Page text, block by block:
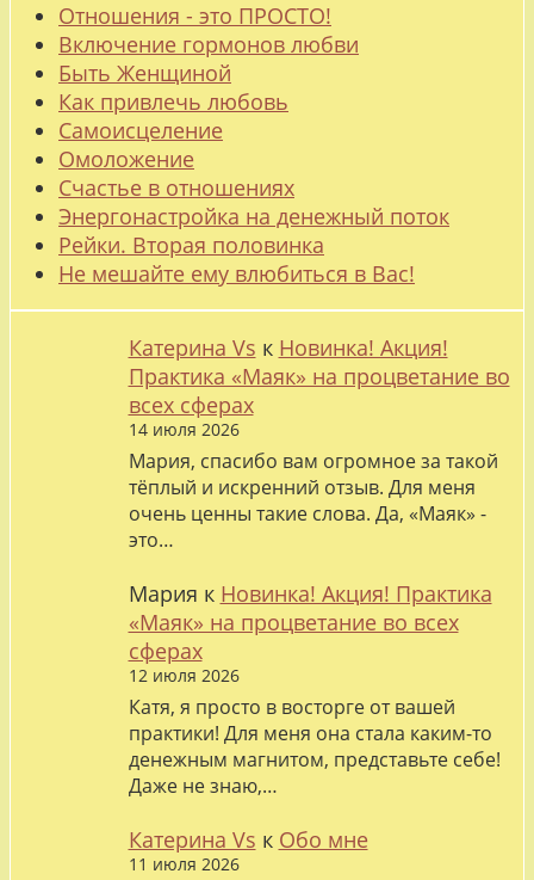
Отношения - это ПРОСТО!
Включение гормонов любви
Быть Женщиной
Как привлечь любовь
Самоисцеление
Омоложение
Счастье в отношениях
Энергонастройка на денежный поток
Рейки. Вторая половинка
Не мешайте ему влюбиться в Вас!
Катерина Vs к Новинка! Акция!
Практика «Маяк» на процветание во
всех сферах
14 июля 2026
Мария, спасибо вам огромное за такой
тёплый и искренний отзыв. Для меня
очень ценны такие слова. Да, «Маяк» -
это…
Мария к Новинка! Акция! Практика
«Маяк» на процветание во всех
сферах
12 июля 2026
Катя, я просто в восторге от вашей
практики! Для меня она стала каким-то
денежным магнитом, представьте себе!
Даже не знаю,…
Катерина Vs к Обо мне
11 июля 2026